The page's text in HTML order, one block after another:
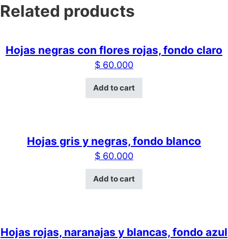
Related products
Hojas negras con flores rojas, fondo claro
$ 60.000
Add to cart
Hojas gris y negras, fondo blanco
$ 60.000
Add to cart
Hojas rojas, naranajas y blancas, fondo azul